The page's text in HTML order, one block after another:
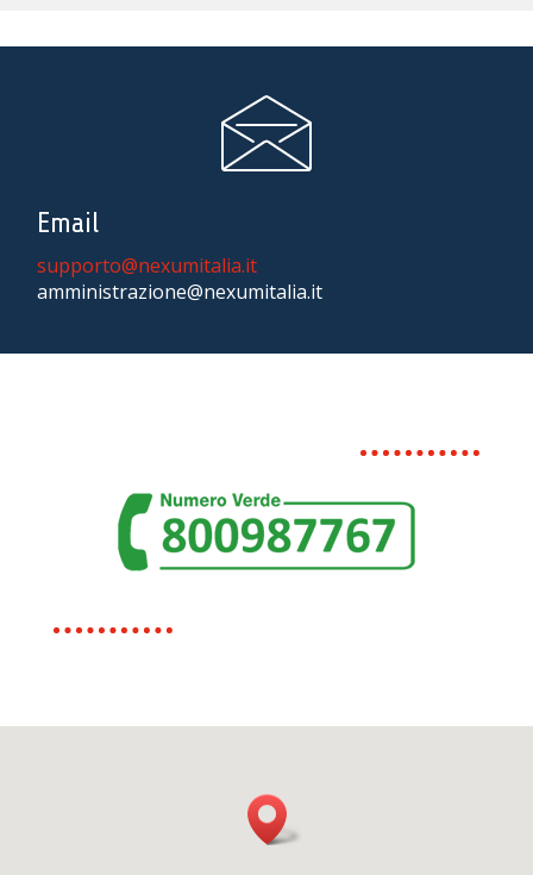
Email
supporto@nexumitalia.it
amministrazione@nexumitalia.it